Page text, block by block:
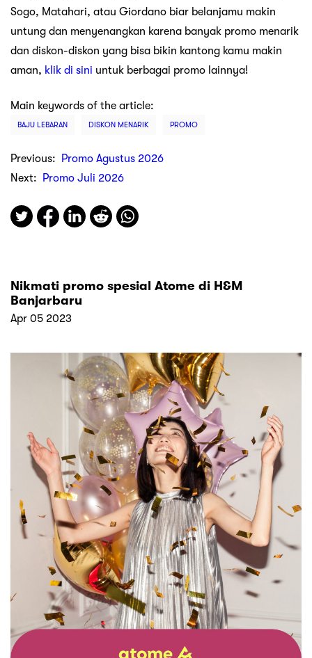
Sogo, Matahari, atau Giordano biar belanjamu makin
untung dan menyenangkan karena banyak promo menarik
dan diskon-diskon yang bisa bikin kantong kamu makin
aman, klik di sini untuk berbagai promo lainnya!
Main keywords of the article:
BAJU LEBARAN DISKON MENARIK PROMO
Previous:
Promo Agustus 2026
Next:
Promo Juli 2026
Nikmati promo spesial Atome di H&M
Banjarbaru
Apr 05 2023